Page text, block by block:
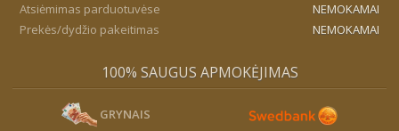
Atsiėmimas parduotuvėse
NEMOKAMAI
Prekės/dydžio pakeitimas
NEMOKAMAI
100% SAUGUS APMOKĖJIMAS
GRYNAIS